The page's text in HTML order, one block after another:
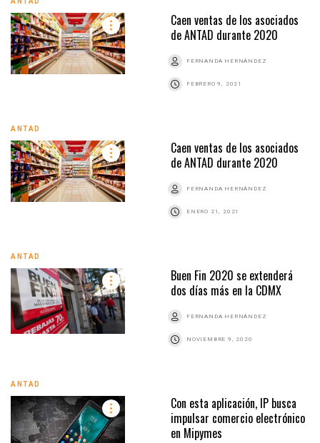
Caen ventas de los asociados
de ANTAD durante 2020
FERNANDA HERNÁNDEZ
FEBRERO 9, 2021
ANTAD
Caen ventas de los asociados
de ANTAD durante 2020
FERNANDA HERNÁNDEZ
ENERO 21, 2021
ANTAD
Buen Fin 2020 se extenderá
dos días más en la CDMX
FERNANDA HERNÁNDEZ
NOVIEMBRE 9, 2020
ANTAD
Con esta aplicación, IP busca
impulsar comercio electrónico
en Mipymes